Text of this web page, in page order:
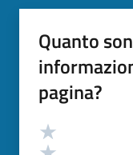
Quanto
pagina?
Valutazione